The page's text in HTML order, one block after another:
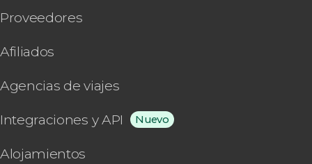
Proveedores
Afiliados
Agencias de viajes
Integraciones y API Nuevo
Alojamientos